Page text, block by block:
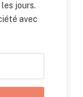
jours.
avec